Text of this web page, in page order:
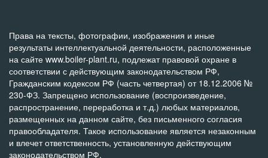
Права на тексты, фотографии, изображения и иные
результаты интеллектуальной деятельности, расположенные
на сайте www.boiler-plant.ru, подлежат правовой охране в
соответствии с действующим законодательством РФ,
Гражданским кодексом РФ (часть четвертая) от 18.12.2006 №
230-ФЗ. Запрещено использование (воспроизведение,
распространение, переработка и т.д.) любых материалов,
размещенных на данном сайте, без письменного согласия
правообладателя. Такое использование является незаконным
и влечет ответственность, установленную действующим
законодательством РФ.